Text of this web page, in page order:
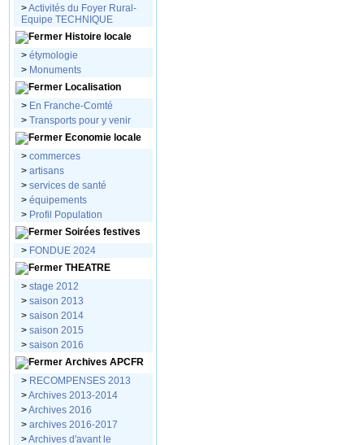
>Activités du Foyer Rural-
Equipe TECHNIQUE
Histoire locale
> étymologie
> Monuments
Localisation
> En Franche-Comté
> Transports pour y venir
Economie locale
> commerces
> artisans
> services de santé
> équipements
> Profil Population
Soirées festives
> FONDUE 2024
THEATRE
> stage 2012
> saison 2013
> saison 2014
> saison 2015
> saison 2016
Archives APCFR
> RECOMPENSES 2013
>Archives 2013-2014
>Archives 2016
> archives 2016-2017
>Archives d'avant le